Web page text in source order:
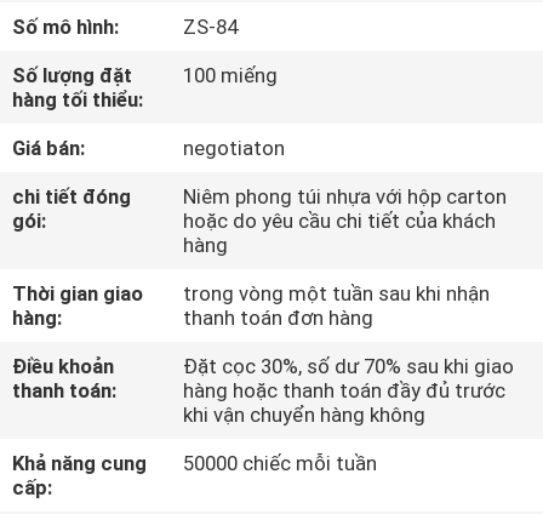
VIDEO
CHÚNG
TÔI
THAM
QUAN
NHÀ
MÁY
KIỂM
Số mô hình:
ZS-84
Số lượng đặt
hàng tối thiểu:
100 miếng
Giá bán:
negotiaton
chi tiết đóng
gói:
Niêm phong túi nhựa với hộp carton
hoặc do yêu cầu chi tiết của khách
hàng
Thời gian giao
hàng:
trong vòng một tuần sau khi nhận
thanh toán đơn hàng
Điều khoản
thanh toán:
Đặt cọc 30%, số dư 70% sau khi giao
hàng hoặc thanh toán đầy đủ trước
khi vận chuyển hàng không
Khả năng cung
cấp:
50000 chiếc mỗi tuần